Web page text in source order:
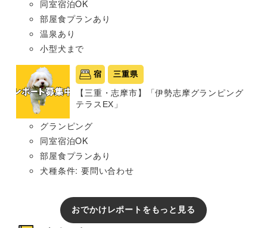
同室宿泊OK
部屋食プランあり
温泉あり
小型犬まで
宿 三重県
【三重・志摩市】「伊勢志摩グランピング
テラスEX」
グランピング
同室宿泊OK
部屋食プランあり
犬種条件: 要問い合わせ
おでかけレポートをもっと見る